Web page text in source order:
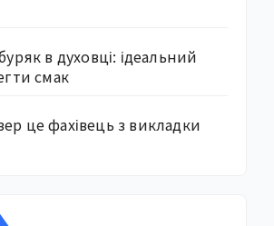
в духовці: ідеальний
смак
це фахівець з викладки